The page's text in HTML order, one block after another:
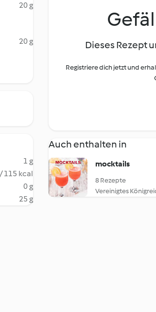
20 g
20 g
1 g
115 kcal
0 g
25 g
Dieses Rezept
Registriere dich jetzt und
Auch enthalten in
mocktails
8 Rezepte
Vereinigtes